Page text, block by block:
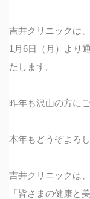
吉井クリニックは
1月6日（月）より
たします。
昨年も沢山の方に
本年もどうぞよろ
吉井クリニックは、
「皆さまの健康と